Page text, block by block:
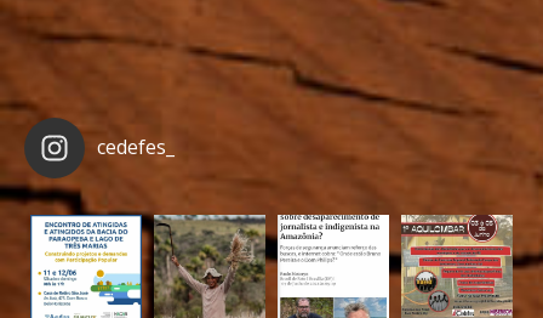
cedefes_